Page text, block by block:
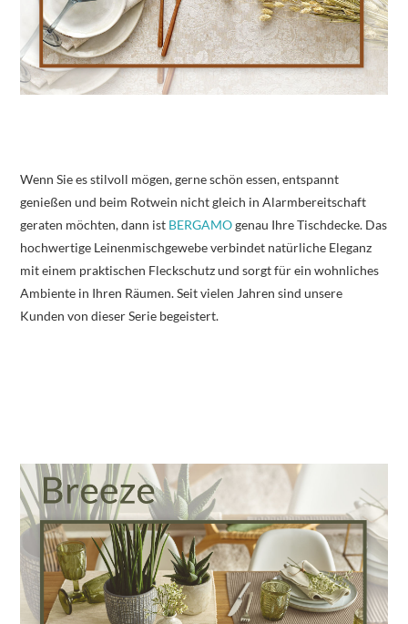
Wenn Sie es stilvoll mögen, gerne schön essen, entspannt
genießen und beim Rotwein nicht gleich in Alarmbereitschaft
geraten möchten, dann ist BERGAMOgenau Ihre Tischdecke. Das
hochwertige Leinenmischgewebe verbindet natürliche Eleganz
mit einem praktischen Fleckschutz und sorgt für ein wohnliches
Ambiente in Ihren Räumen. Seit vielen Jahren sind unsere
Kunden von dieser Serie begeistert.